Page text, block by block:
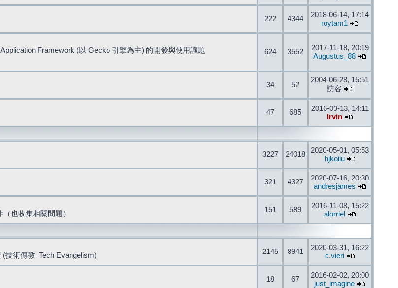
222 4344
2018-06-14, 17:14
roytam1
Framework (以 Gecko 引擎為主) 的開發與使用議題
624 3552
2017-11-18, 20:19
Augustus_88
34 52
2004-06-28, 15:51
訪客
47 685
2016-09-13, 14:11
Irvin
3227 24018
2020-05-01, 05:53
hjkoiiu
321 4327
2020-07-16, 20:30
andresjames
也收集相關問題） 151 589
2016-11-08, 15:22
alorriel
技術傳教: Tech Evangelism) 2145 8941
2020-03-31, 16:22
c.vieri
18 67
2016-02-02, 20:00
just_imagine